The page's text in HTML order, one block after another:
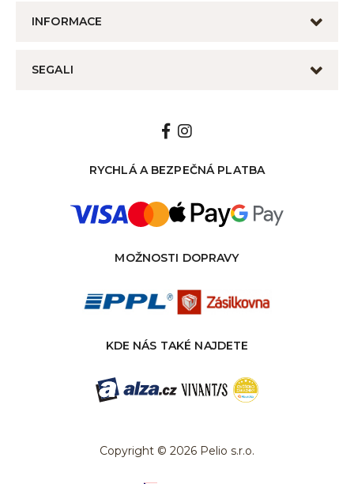
INFORMACE
SEGALI
RYCHLÁ A BEZPEČNÁ PLATBA
MOŽNOSTI DOPRAVY
KDE NÁS TAKÉ NAJDETE
Copyright © 2026 Pelio s.r.o.